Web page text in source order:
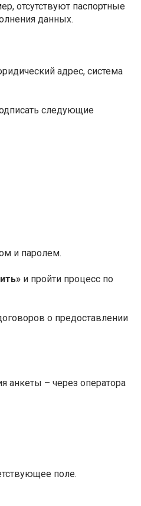
отсутствуют паспортные
данных.
адрес, система
следующие
и паролем.
и пройти процесс по
о предоставлении
анкеты – через оператора
поле.